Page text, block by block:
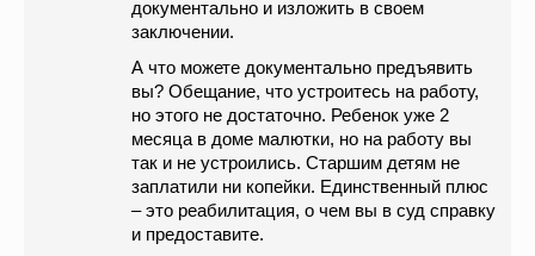
документально и изложить в своем
заключении.
А что можете документально предъявить
вы? Обещание, что устроитесь на работу,
но этого не достаточно. Ребенок уже 2
месяца в доме малютки, но на работу вы
так и не устроились. Старшим детям не
заплатили ни копейки. Единственный плюс
– это реабилитация, о чем вы в суд справку
и предоставите.